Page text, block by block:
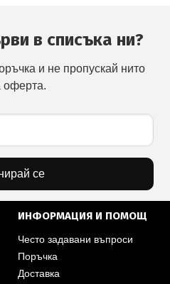
в списъка ни?
и не пропускай нито
оферта.
се
ИНФОРМАЦИЯ И ПОМОЩ
Често задавани въпроси
Поръчка
Доставка